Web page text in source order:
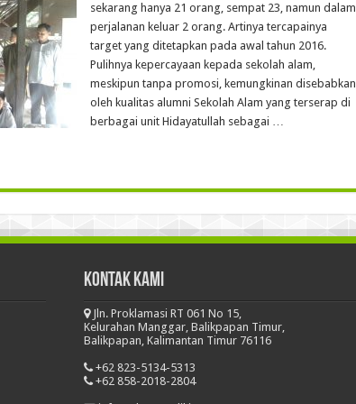
sekarang hanya 21 orang, sempat 23, namun dalam
perjalanan keluar 2 orang. Artinya tercapainya
target yang ditetapkan pada awal tahun 2016.
Pulihnya kepercayaan kepada sekolah alam,
meskipun tanpa promosi, kemungkinan disebabkan
oleh kualitas alumni Sekolah Alam yang terserap di
berbagai unit Hidayatullah sebagai …
Kontak Kami
Jln. Proklamasi RT 061 No 15,
Kelurahan Manggar, Balikpapan Timur,
Balikpapan, Kalimantan Timur 76116
+62 823-5134-5313
+62 858-2018-2804